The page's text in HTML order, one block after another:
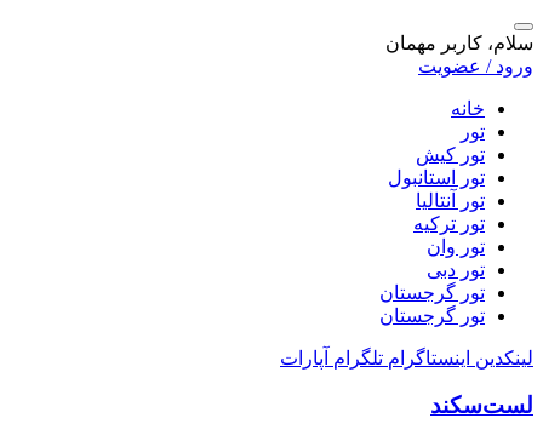
سلام، کاربر مهمان
ورود / عضویت
خانه
تور
تور کیش
تور استانبول
تور آنتالیا
تور ترکیه
تور وان
تور دبی
تور گرجستان
تور گرجستان
لینکدین اینستاگرام تلگرام آپارات
لست‌سکند